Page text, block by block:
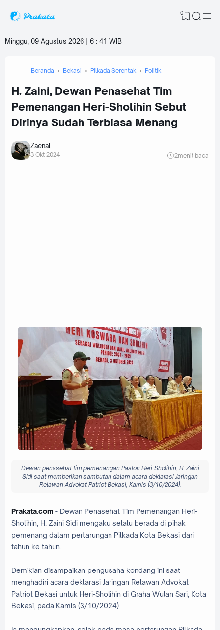
0
Minggu, 09 Agustus 2026 | 6 : 41 WIB
Beranda Bekasi Pilkada Serentak Politik
H. Zaini, Dewan Penasehat Tim
Pemenangan Heri-Sholihin Sebut
Dirinya Sudah Terbiasa Menang
Zaenal
3 Okt 2024 2menit baca
Dewan penasehat tim pemenangan Paslon Heri-Sholihin, H. Zaini
Sidi saat memberikan sambutan dalam acara deklarasi Jaringan
Relawan Advokat Patriot Bekasi, Kamis (3/10/2024).
Prakata.com - Dewan Penasehat Tim Pemenangan Heri-
Sholihin, H. Zaini Sidi mengaku selalu berada di pihak
pemenang dalam pertarungan Pilkada Kota Bekasi dari
tahun ke tahun.
Demikian disampaikan pengusaha kondang ini saat
menghadiri acara deklarasi Jaringan Relawan Advokat
Patriot Bekasi untuk Heri-Sholihin di Graha Wulan Sari, Kota
Bekasi, pada Kamis (3/10/2024).